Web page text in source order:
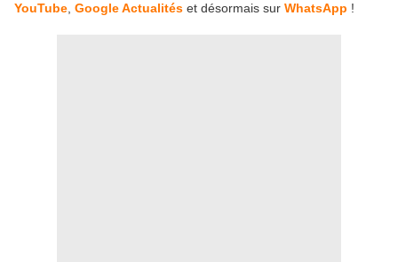
YouTube Google Actualités et désormais sur WhatsApp !